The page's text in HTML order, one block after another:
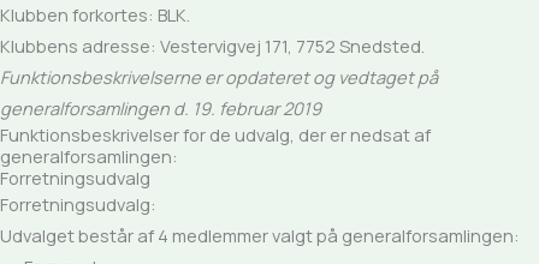
Klubben forkortes: BLK.
Klubbens adresse: Vestervigvej 171, 7752 Snedsted.
Funktionsbeskrivelserne er opdateret og vedtaget på
generalforsamlingen d. 19. februar 2019
Funktionsbeskrivelser for de udvalg, der er nedsat af
generalforsamlingen:
Forretningsudvalg
Forretningsudvalg:
Udvalget består af 4 medlemmer valgt på generalforsamlingen: